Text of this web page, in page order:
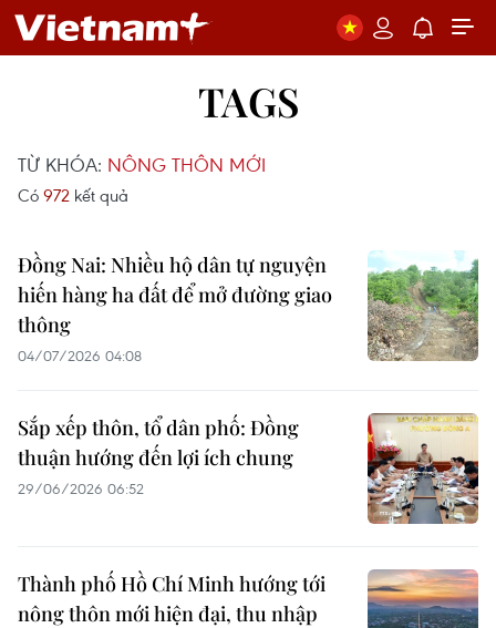
TAGS
TỪ KHÓA: NÔNG THÔN MỚI
Có 972 kết quả
Đồng Nai: Nhiều hộ dân tự nguyện
hiến hàng ha đất để mở đường giao
thông
04/07/2026 04:08
Sắp xếp thôn, tổ dân phố: Đồng
thuận hướng đến lợi ích chung
29/06/2026 06:52
Thành phố Hồ Chí Minh hướng tới
nông thôn mới hiện đại, thu nhập